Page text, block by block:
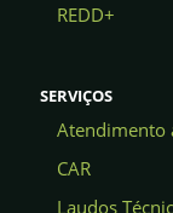
REDD+
SERVIÇOS
Atendimento
CAR
Laudos